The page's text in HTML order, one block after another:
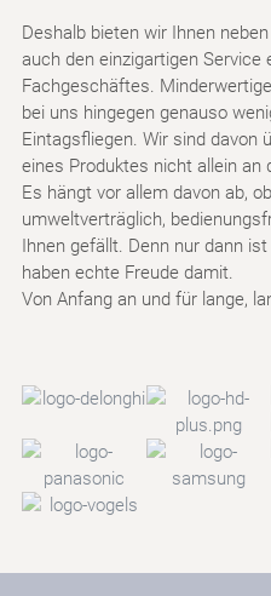
Deshalb bieten wir Ihnen
auch den einzigartigen Service
Fachgeschäftes.
bei uns hingegen genauso
Eintagsfliegen. Wir sind davon
eines Produktes nicht allein
Es hängt vor allem davon ab,
umweltverträglich,
Ihnen gefällt. Denn nur dann
haben echte Freude damit.
Von Anfang an und für lange,